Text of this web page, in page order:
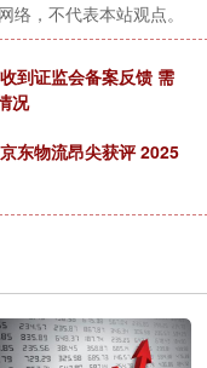
络，不代表本站观点。
到证监会备案反馈 需
况
东物流昂尖获评 2025